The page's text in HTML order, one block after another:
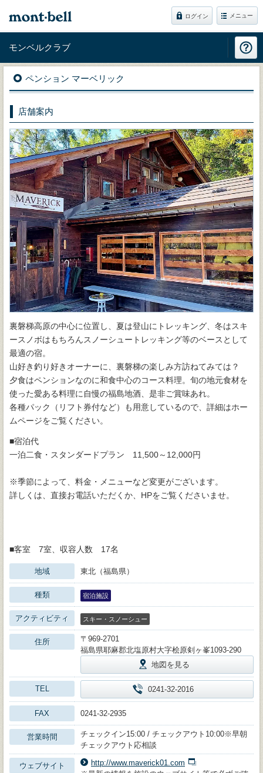
ログイン メニュー
モンベルクラブ
ペンション マーベリック
店舗案内
裏磐梯高原の中心に位置し、夏は登山にトレッキング、冬はスキ
ースノボはもちろんスノーシュートレッキング等のベースとして
最適の宿。
山好き釣り好きオーナーに、裏磐梯の楽しみ方訪ねてみては？
夕食はペンションなのに和食中心のコース料理。旬の地元食材を
使った愛ある料理に自慢の福島地酒、是非ご賞味あれ。
各種パック（リフト券付など）も用意しているので、詳細はホー
ムページをご覧ください。
■宿泊代
一泊二食・スタンダードプラン 11,500～12,000円
※季節によって、料金・メニューなど変更がございます。
詳しくは、直接お電話いただくか、HPをご覧くださいませ。
■客室 7室、収容人数 17名
地域 東北（福島県）
種類 宿泊施設
アクティビティ スキー・スノーシュー
住所
〒969-2701
福島県耶麻郡北塩原村大字桧原剣ヶ峯1093-290
地図を見る
TEL 0241-32-2016
FAX 0241-32-2935
営業時間
チェックイン15:00 / チェックアウト10:00※早朝
チェックアウト応相談
ウェブサイト
http://www.maverick01.com